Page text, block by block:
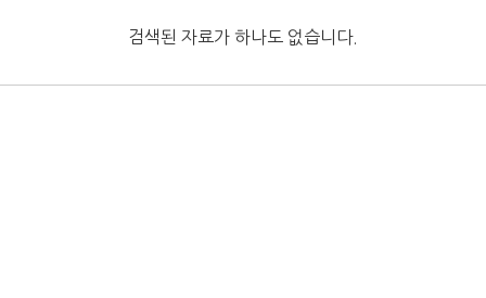
검색된 자료가 하나도 없습니다.